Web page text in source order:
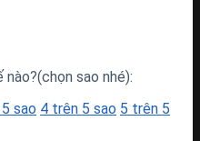
sao nhé):
sao 4 trên 5 sao 5 trên 5